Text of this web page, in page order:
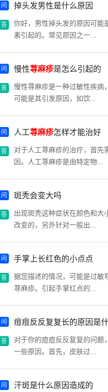
掉头发男性是什么原因
你好，男性掉头发的原因可能
素引起的。常见原因之一...
慢性荨麻疹是怎么引起的
慢性荨麻疹是一种过敏性疾病
可能是其引发原因，如饮...
人工荨麻疹怎样才能治好
对于人工荨麻疹的治疗，首先
因。人工荨麻疹是由特定物...
斑秃会变大吗
出现斑秃这种症状在颜色和大
改变的，另外针对一般出...
手掌上长红色的小点点
据您描述的情况，可能是过敏
荨麻疹。引起手掌红点的...
痘痘反反复复长的原因是
对于你的痘痘反反复复的问题
一些原因。首先，皮肤过...
汗斑是什么原因造成的